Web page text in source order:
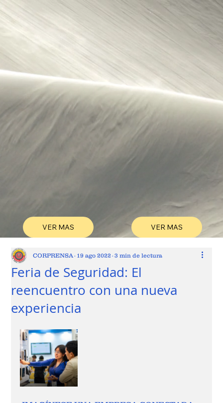
VER MAS VER MAS
Feria de Seguridad: El
reencuentro con una nueva
experiencia
CORPRENSA 19 ago 2022 3 min de lectura